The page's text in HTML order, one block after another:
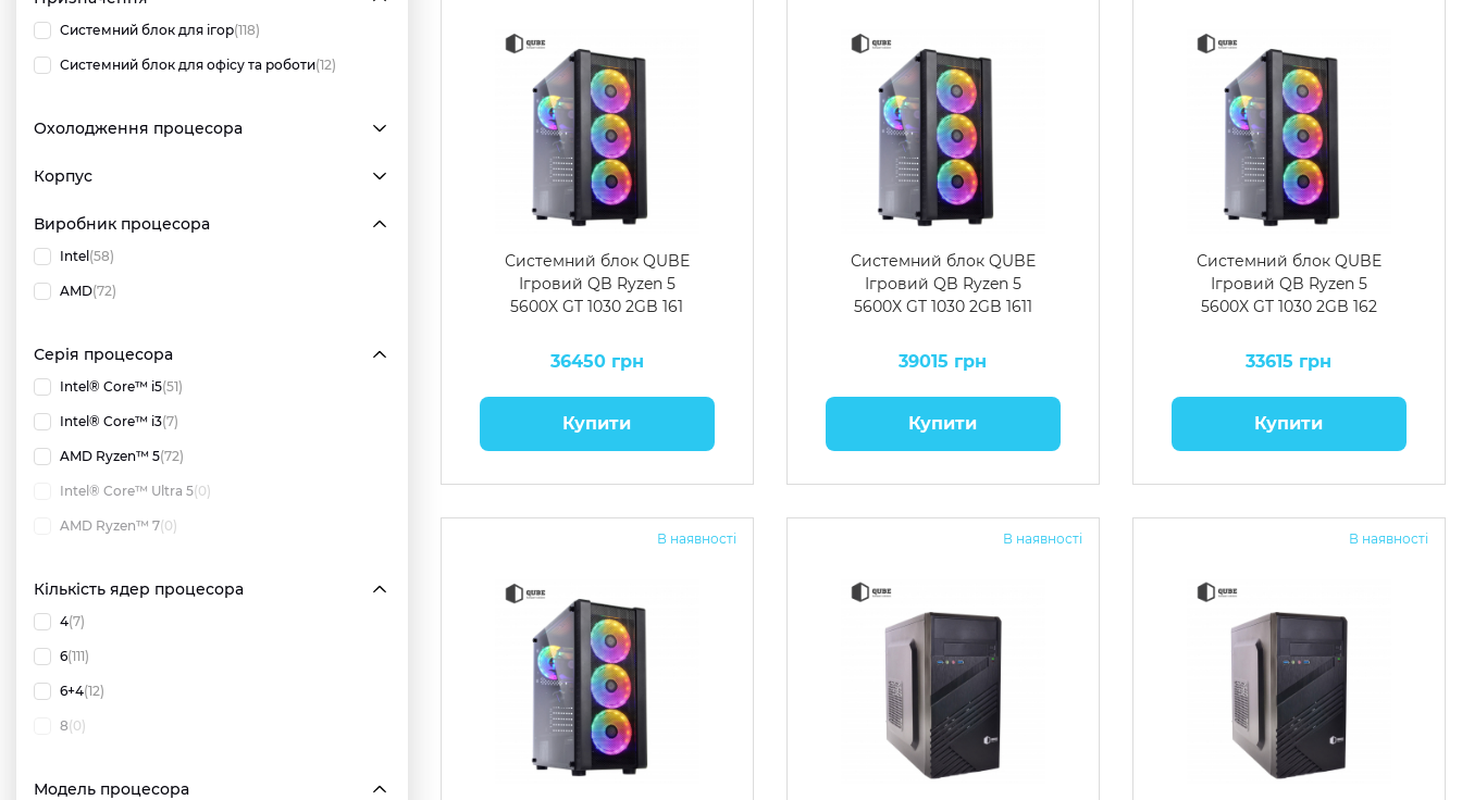
Системний блок для ігор(118)
Системний блок для офісу та роботи(12)
Охолодження процесора
Корпус
Виробник процесора
Intel (58)
AMD(72)
Серія процесора
Intel® Core™ i5(51)
Intel® Core™ i3(7)
AMD Ryzen™ 5(72)
Intel® Core™ Ultra 5(0)
AMD Ryzen™ 7(0)
Кількість ядер процесора
4(7)
6(111)
6+4(12)
8(0)
Модель процесора
Системний блок QUBE
Ігровий QB Ryzen 5
5600X GT 1030 2GB 161
36450 грн
Купити
Системний блок QUBE
Ігровий QB Ryzen 5
5600X GT 1030 2GB 1611
39015 грн
Купити
Системний блок QUBE
Ігровий QB Ryzen 5
5600X GT 1030 2GB 162
33615 грн
Купити
В наявності В наявності В наявності